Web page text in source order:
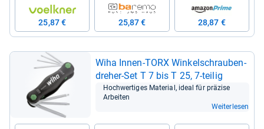
25,87 € 25,87 € 28,87 €
Wiha Innen-​TORX Win­kel­schrau­ben­
dre­her-​Set T 7 bis T 25, 7-​tei­lig
Hoch­wer­ti­ges Mate­rial, ideal für prä­zise
Arbei­ten
Weiterlesen